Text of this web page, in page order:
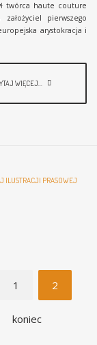
twórca haute couture
pierwszego
arystokracja i
WIĘCEJ...
ILUSTRACJI PRASOWEJ
1 2
koniec